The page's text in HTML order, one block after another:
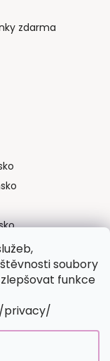
soubory
funkce
privacy/
zdarma